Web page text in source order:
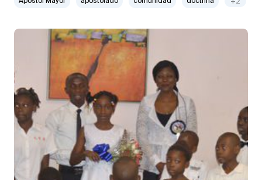
Apóstol Mayor apostolado comunidad doctrina +2